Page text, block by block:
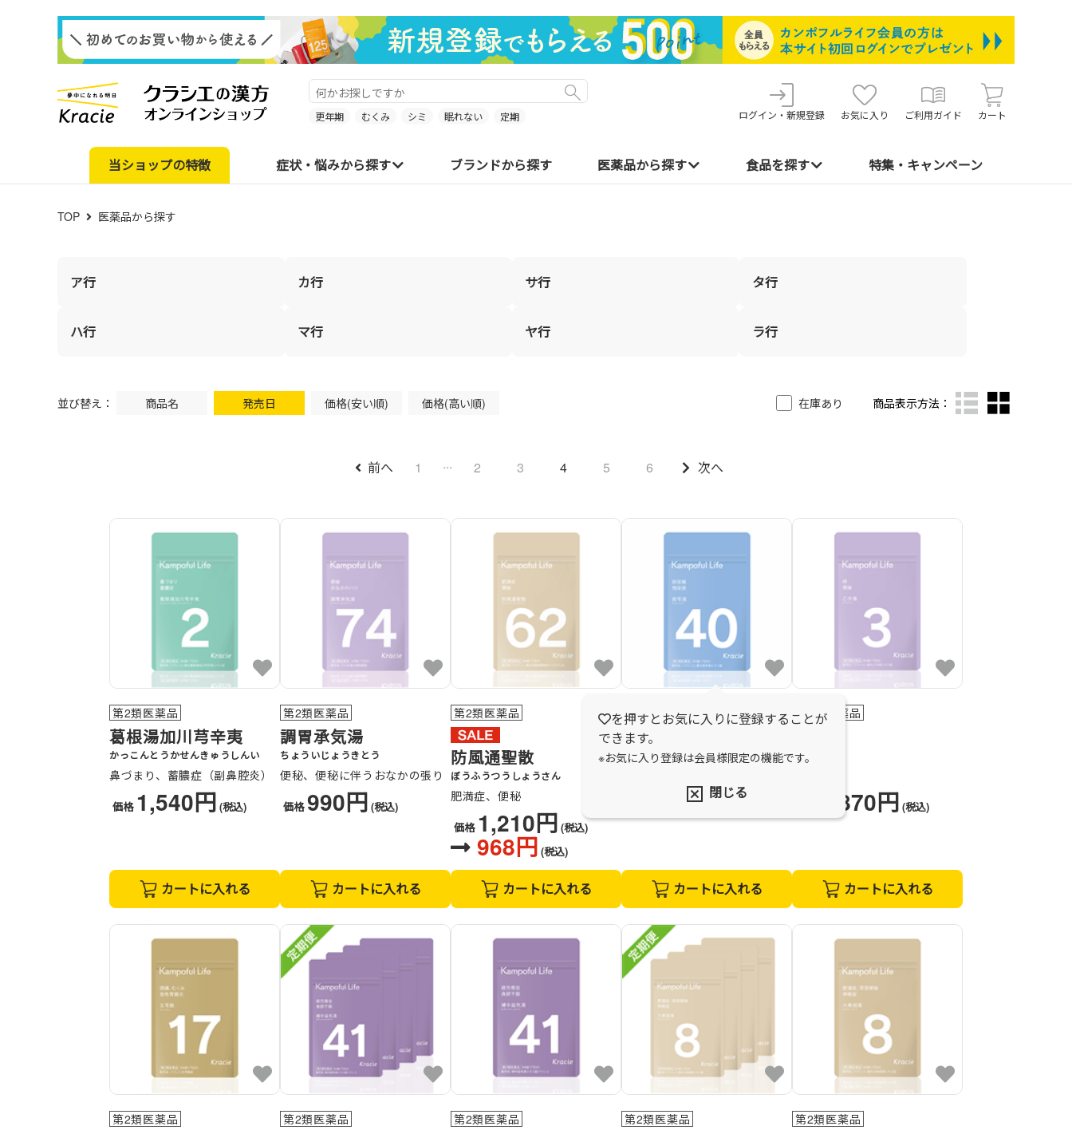
更年期 むくみ シミ 眠れない 定期 ログイン・新規登録 お気に入り ご利用ガイド カート
当ショップの特徴 症状・悩みから探す ブランドから探す 医薬品から探す 食品を探す 特集・キャンペーン
TOP 医薬品から探す
ア行 カ行 サ行 タ行
ハ行 マ行 ヤ行 ラ行
並び替え： 商品名 発売日 価格(安い順) 価格(高い順) 在庫あり 商品表示方法：
前へ 1 ... 2 3 4 5 6 次へ
を押すとお気に入りに登録することが
できます。
※お気に入り登録は会員様限定の機能です。
閉じる
葛根湯加川芎辛夷
かっこんとうかせんきゅうしんい
第2類医薬品
鼻づまり、蓄膿症（副鼻腔炎）
価格 1,540円 (税込)
カートに入れる
調胃承気湯
ちょういじょうきとう
第2類医薬品
便秘、便秘に伴うおなかの張り
価格 990円 (税込)
カートに入れる
防風通聖散
ぼうふうつうしょうさん
第2類医薬品
肥満症、便秘
価格 1,210円 (税込)
968円 (税込)
カートに入れる
猪苓湯
ちょれいとう
第2類医薬品
1,870円
カートに入れる
おつじとう
第2類医薬品
1,870円 (税込)
カートに入れる
第2類医薬品 第2類医薬品 第2類医薬品 第2類医薬品 第2類医薬品